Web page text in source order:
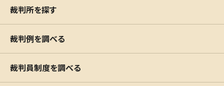
裁判所を探す
裁判例を調べる
裁判員制度を調べる